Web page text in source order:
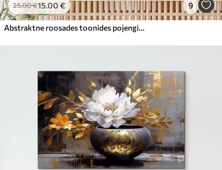
25.00€15.00 € 9
Abstraktne roosades toonides pojengide kimp